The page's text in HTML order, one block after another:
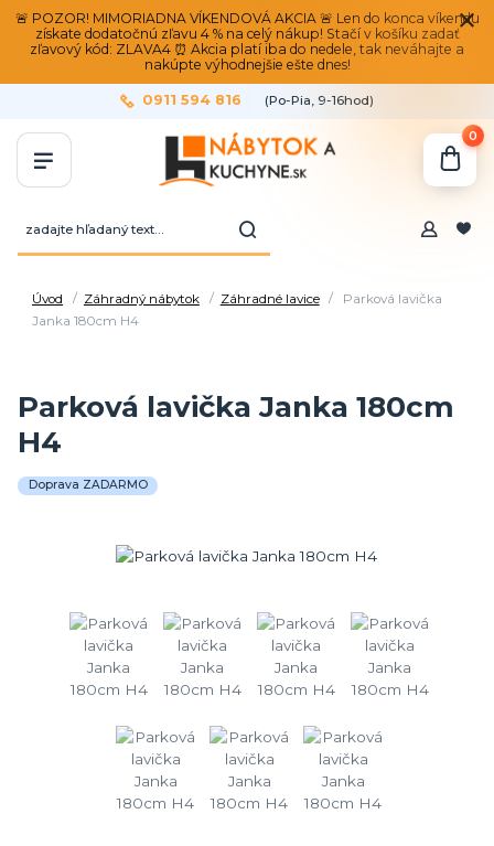
🚨 POZOR! MIMORIADNA VÍKENDOVÁ AKCIA 🚨 Len do konca víkendu
získate dodatočnú zľavu 4 % na celý nákup! Stačí v košíku zadať
zľavový kód: ZLAVA4 ⏰ Akcia platí iba do nedele, tak neváhajte a
nakúpte výhodnejšie ešte dnes!
0911 594 816 (Po-Pia, 9-16hod)
0
Úvod Záhradný nábytok Záhradné lavice
Parková lavička
Janka 180cm H4
Parková lavička Janka 180cm
H4
Doprava ZADARMO